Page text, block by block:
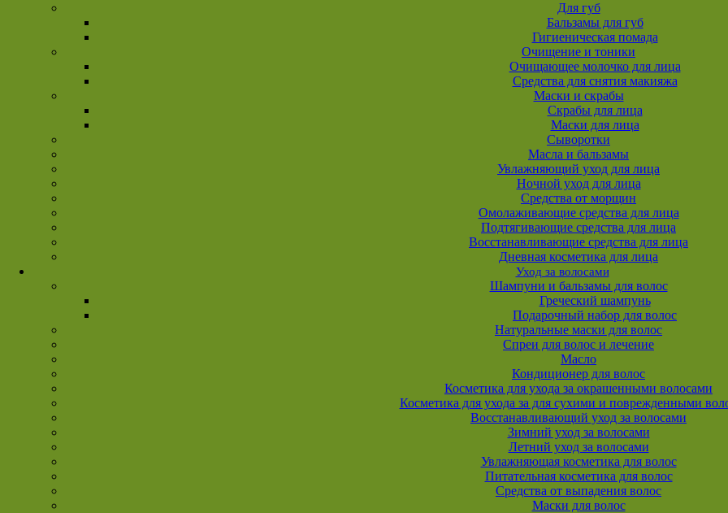
Для губ
Бальзамы для губ
Гигиеническая помада
Очищение и тоники
Очищающее молочко для лица
Средства для снятия макияжа
Маски и скрабы
Скрабы для лица
Маски для лица
Сыворотки
Масла и бальзамы
Увлажняющий уход для лица
Ночной уход для лица
Средства от морщин
Омолаживающие средства для лица
Подтягивающие средства для лица
Восстанавливающие средства для лица
Дневная косметика для лица
Уход за волосами
Шампуни и бальзамы для волос
Греческий шампунь
Подарочный набор для волос
Натуральные маски для волос
Спреи для волос и лечение
Масло
Кондиционер для волос
Косметика для ухода за окрашенными волосами
Косметика для ухода за для сухими и поврежденными
Восстанавливающий уход за волосами
Зимний уход за волосами
Летний уход за волосами
Увлажняющая косметика для волос
Питательная косметика для волос
Средства от выпадения волос
Маски для волос